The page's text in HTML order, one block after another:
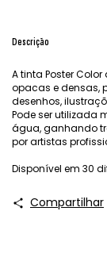
Descrição
A tinta Poster
opacas e densas,
desenhos,
Pode ser utilizada
água, ganhando
por artistas
Disponível em 30
Compartilhar